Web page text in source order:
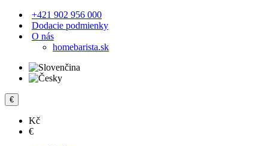
+421 902 956 000
Dodacie podmienky
O nás
homebarista.sk
€
Kč
€